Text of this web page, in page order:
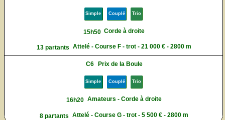
Simple Couplé Trio
15h50 Corde à droite
13 partants Attelé - Course F - trot - 21 000 € - 2800 m
C6 Prix de la Boule
Simple Couplé Trio
16h20 Amateurs - Corde à droite
8 partants Attelé - Course G - trot - 5 500 € - 2800 m